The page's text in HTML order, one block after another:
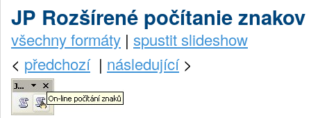
JP Rozšírené počítanie znakov
všechny formáty | spustit slideshow
< předchozí| následující>